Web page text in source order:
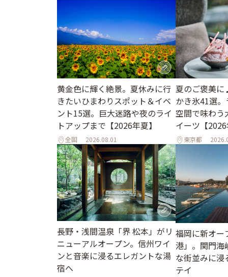
黄金色に輝く絶景。夏休みに行
きたいひまわりスポット＆イベ
ント15選。巨大迷路や夜のライ
トアップまで【2026年夏】
全国 2026.08.01
夏のご褒美
かき氷41選
空間で味わう
イーツ【
東京都
長野・浅間温泉「界 松本」がリ
ニューアルオープン。信州ワイ
ンと音楽に浸るエレガントな湯
宿へ
福岡に新オー
港」。関門海
な街並みに浸
テイ